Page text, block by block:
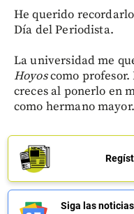
He querido
Día del Periodista.
La universidad me
Hoyoscomo profesor.
creces al ponerlo en
como hermano mayor.
Siga las noticias